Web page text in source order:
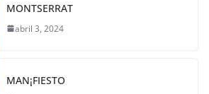
MONTSERRAT
abril 3, 2024
MAN¡FIESTO